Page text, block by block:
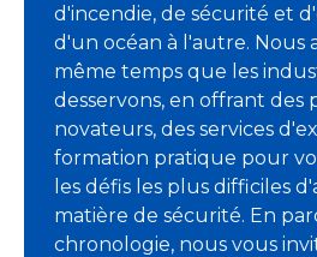
d'incendie, de sécurité et
d'un océan à l'autre. Nous
même temps que les
desservons, en offrant des
novateurs, des services
formation pratique pour
les défis les plus difficiles
matière de sécurité. En
chronologie, nous vous